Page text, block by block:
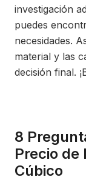
investigación
puedes
necesidades.
material y las
decisión final.
8
Precio de
Cúbico